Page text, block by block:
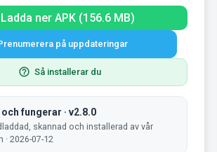
Ladda ner APK (156.6 MB)
på uppdateringar
Så installerar du
fungerar · v2.8.0
skannad och installerad av vår
· 2026-07-12